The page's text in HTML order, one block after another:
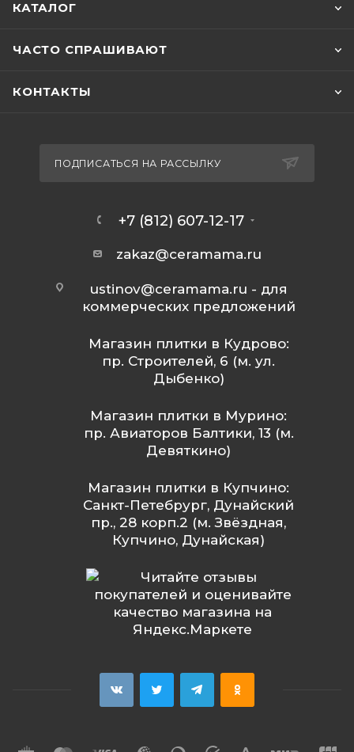
КАТАЛОГ
ЧАСТО СПРАШИВАЮТ
КОНТАКТЫ
ПОДПИСАТЬСЯ НА РАССЫЛКУ
+7 (812) 607-12-17
zakaz@ceramama.ru
ustinov@ceramama.ru - для
коммерческих предложений
Магазин плитки в Кудрово:
пр. Строителей, 6 (м. ул.
Дыбенко)
Магазин плитки в Мурино:
пр. Авиаторов Балтики, 13 (м.
Девяткино)
Магазин плитки в Купчино:
Санкт-Петебрург, Дунайский
пр., 28 корп.2 (м. Звёздная,
Купчино, Дунайская)